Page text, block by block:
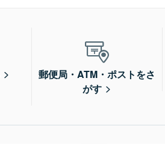
郵便局・ATM・ポストをさ
がす